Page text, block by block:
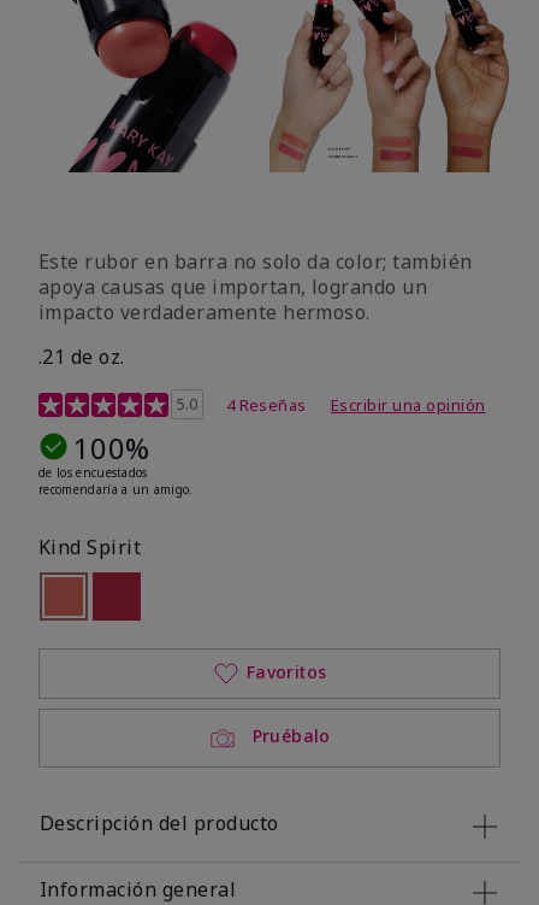
Este rubor en barra no solo da color; también
apoya causas que importan, logrando un
impacto verdaderamente hermoso.
.21 de oz.
Calificación de clientes de 3,1 de 5
5.0 4 Reseñas Escribir una opinión
100%
de los encuestados
recomendaría a un amigo.
Kind Spirit
seleccionado
Out of stock
Pruébalo
Favoritos
Descripción del producto
Información general